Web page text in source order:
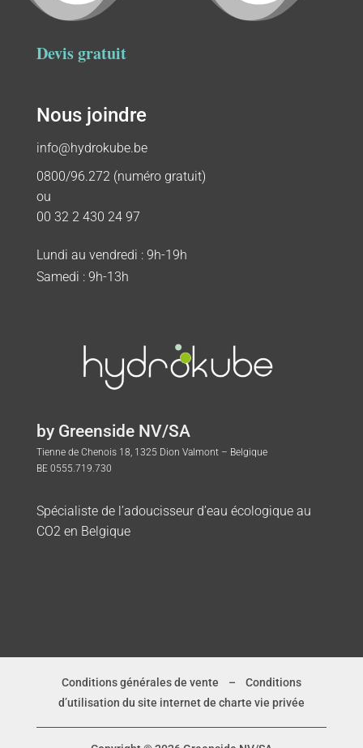
by Greenside NV/SA
Tienne de Chenois 18, 1325 Dion Valmont – Belgique
BE 0555.719.730
Spécialiste de l’adoucisseur d’eau écologique au
CO2 en Belgique
Nous joindre
info@hydrokube.be
0800/96.272 (numéro gratuit)
ou
00 32 2 430 24 97
Lundi au vendredi : 9h-19h
Samedi : 9h-13h
Devis gratuit
Conditions générales de vente – Conditions
d’utilisation du site internet de charte vie privée